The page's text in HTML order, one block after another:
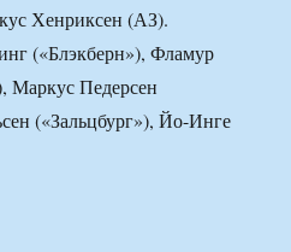
Хенриксен (АЗ).
(«Блэкберн»), Фламур
Маркус Педерсен
(«Зальцбург»), Йо-Инге